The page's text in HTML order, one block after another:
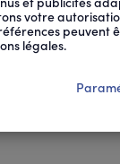
des
votre
peuvent
légales.